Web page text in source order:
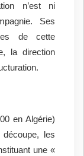
n’est ni
Ses
de cette
la direction
en Algérie)
les
une «